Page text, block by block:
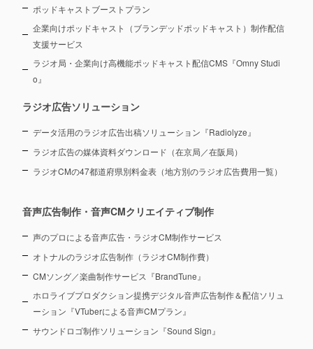
ポッドキャストブーストプラン
企業向けポッドキャスト（ブランデッドポッドキャスト）制作配信
支援サービス
ラジオ局・企業向け高機能ポッドキャスト配信CMS『Omny Studi
o』
ラジオ広告ソリューション
データ活用のラジオ広告出稿ソリューション『Radiolyze』
ラジオ広告の媒体資料ダウンロード（在京局／在阪局）
ラジオCMの47都道府県別料金表（地方別のラジオ広告費用一覧）
音声広告制作・音声CMクリエイティブ制作
声のプロによる音声広告・ラジオCM制作サービス
オトナルのラジオ広告制作（ラジオCM制作費）
CMソング／楽曲制作サービス『BrandTune』
ホロライブプロダクション提携デジタル音声広告制作＆配信ソリュ
ーション 『VTuberによる音声CMプラン』
サウンドロゴ制作ソリューション『Sound Sign』